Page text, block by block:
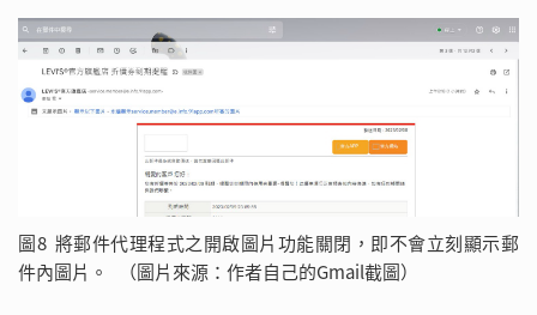
圖8 將郵件代理程式之開啟圖片功能關閉，即不會立刻顯示郵
件內圖片。 （圖片來源：作者自己的Gmail截圖）